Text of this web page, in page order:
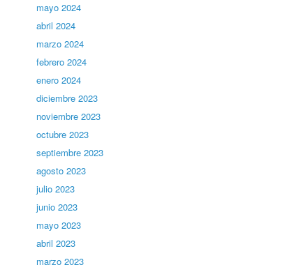
mayo 2024
abril 2024
marzo 2024
febrero 2024
enero 2024
diciembre 2023
noviembre 2023
octubre 2023
septiembre 2023
agosto 2023
julio 2023
junio 2023
mayo 2023
abril 2023
marzo 2023